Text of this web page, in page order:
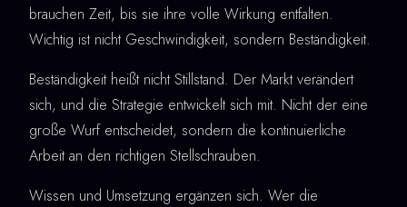
brauchen Zeit, bis sie ihre volle Wirkung entfalten.
Wichtig ist nicht Geschwindigkeit, sondern Beständigkeit.
Beständigkeit heißt nicht Stillstand. Der Markt verändert
sich, und die Strategie entwickelt sich mit. Nicht der eine
große Wurf entscheidet, sondern die kontinuierliche
Arbeit an den richtigen Stellschrauben.
Wissen und Umsetzung ergänzen sich. Wer die